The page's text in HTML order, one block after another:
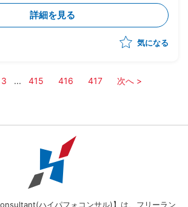
(9:40～12:40、13:15～15:30)、水曜
人弱程度の生徒が対象
に使うコンテンツの制作やテスト作成、
を持たせたり覚えてもらうことが重要
詳細を見る
気になる
3 ... 415 416 417 次へ >
ハイパフォコンサル)】は、フリーラン